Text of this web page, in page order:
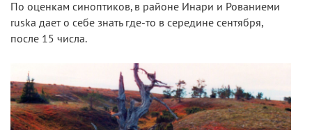
По оценкам синоптиков, в районе Инари и Рованиеми
ruska дает о себе знать где-то в середине сентября,
после 15 числа.